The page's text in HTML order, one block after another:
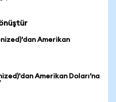
Amerikan
Amerikan Doları'na